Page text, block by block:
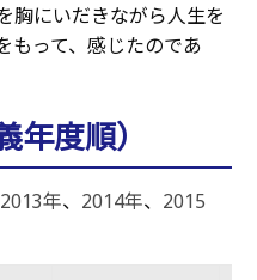
胸にいだきながら人生を
もって、感じたのであ
年度順）
2013年、 2014年、 2015